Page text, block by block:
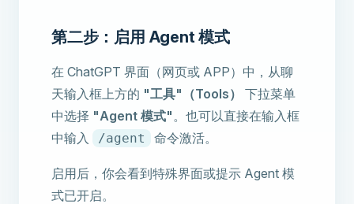
第二步：启用 Agent 模式
在 ChatGPT 界面（网页或 APP）中，从聊
天输入框上方的 "工具"（Tools）
下拉菜单
中选择 "Agent 模式"。也可以直接在输入框
中输入
/agent 命令激活。
启用后，你会看到特殊界面或提示 Agent 模
式已开启。